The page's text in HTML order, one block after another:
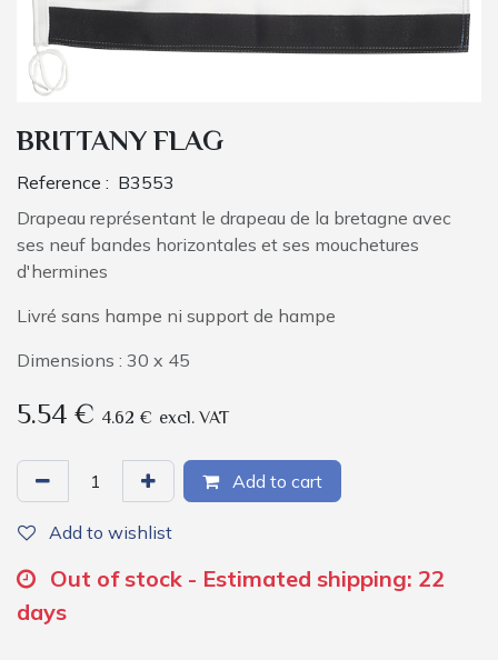
BRITTANY FLAG
Reference : B3553
Drapeau représentant le drapeau de la bretagne avec
ses neuf bandes horizontales et ses mouchetures
d'hermines
Livré sans hampe ni support de hampe
Dimensions : 30 x 45
5.54€ 4.62 € excl. VAT
Add to cart
Add to wishlist
Out of stock - Estimated shipping: 22
days